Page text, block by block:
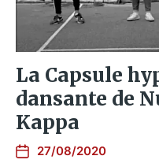
La Capsule
dansante de
Kappa
27/08/2020